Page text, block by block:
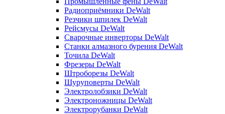
Радиоприёмники DeWalt
Резчики шпилек DeWalt
Рейсмусы DeWalt
Сварочные инверторы DeWalt
Станки алмазного бурения DeWalt
Точила DeWalt
Фрезеры DeWalt
Штроборезы DeWalt
Шуруповерты DeWalt
Электролобзики DeWalt
Электроножницы DeWalt
Электрорубанки DeWalt